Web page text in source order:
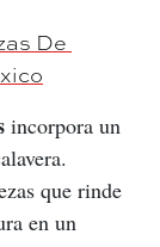
De
incorpora un
que rinde
en un